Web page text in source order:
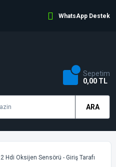
WhatsApp Destek
ARA
Sepetim
0,00 TL